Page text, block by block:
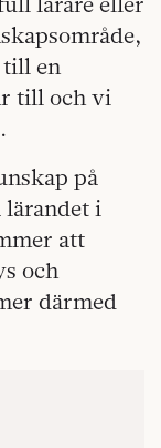
till en
till och vi
på
lärandet i
att
och
därmed